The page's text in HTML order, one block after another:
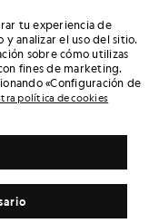
tu experiencia de
y analizar el uso del sitio.
sobre cómo utilizas
fines de marketing.
«Configuración de
política de cookies